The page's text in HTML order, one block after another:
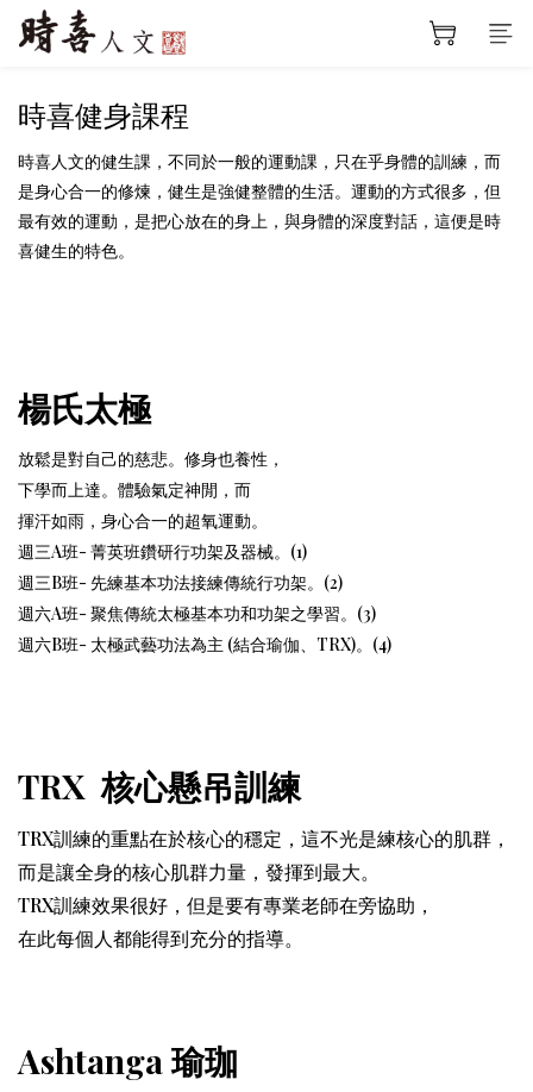
時喜健身課程
時喜人文的健生課，不同於一般的運動課，只在乎身體的訓練，而
是身心合一的修煉，健生是強健整體的生活。運動的方式很多，但
最有效的運動，是把心放在的身上，與身體的深度對話，這便是時
喜健生的特色。
楊氏太極
放鬆是對自己的慈悲。修身也養性，
下學而上達。體驗氣定神閒，而
揮汗如雨，身心合一的超氧運動。
週三A班- 菁英班鑽研行功架及器械。(1)
週三B班- 先練基本功法接練傳統行功架。(2)
週六A班- 聚焦傳統太極基本功和功架之學習。 (3)
週六B班- 太極武藝功法為主 (結合瑜伽、TRX)。 (4)
TRX 核心懸吊訓練
TRX訓練的重點在於核心的穩定，這不光是練核心的肌群，
而是讓全身的核心肌群力量，發揮到最大。
TRX訓練效果很好，但是要有專業老師在旁協助，
在此每個人都能得到充分的指導。
Ashtanga 瑜珈